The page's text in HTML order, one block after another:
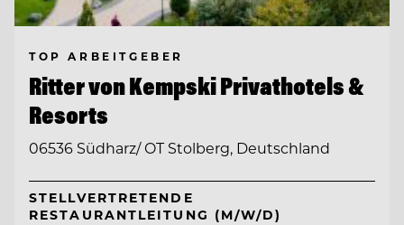
TOP ARBEITGEBER
Ritter von Kempski Privathotels &
Resorts
06536 Südharz/ OT Stolberg, Deutschland
STELLVERTRETENDE
RESTAURANTLEITUNG (M/W/D)